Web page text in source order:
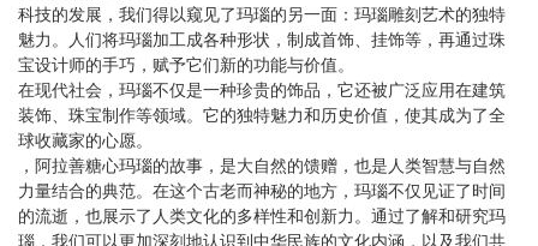
科技的发展，我们得以窥见了玛瑙的另一面：玛瑙雕刻艺术的独特
魅力。人们将玛瑙加工成各种形状，制成首饰、挂饰等，再通过珠
宝设计师的手巧，赋予它们新的功能与价值。
在现代社会，玛瑙不仅是一种珍贵的饰品，它还被广泛应用在建筑
装饰、珠宝制作等领域。它的独特魅力和历史价值，使其成为了全
球收藏家的心愿。
，阿拉善糖心玛瑙的故事，是大自然的馈赠，也是人类智慧与自然
力量结合的典范。在这个古老而神秘的地方，玛瑙不仅见证了时间
的流逝，也展示了人类文化的多样性和创新力。通过了解和研究玛
瑙，我们可以更加深刻地认识到中华民族的文化内涵，以及我们共